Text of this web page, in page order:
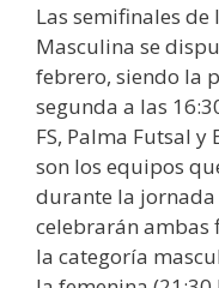
Las semifinales de
Masculina se
febrero, siendo la
segunda a las
FS, Palma Futsal y
son los equipos
durante la
celebrarán ambas
la categoría